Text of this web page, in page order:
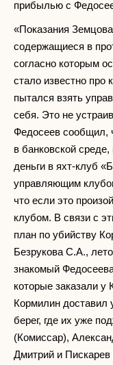
прибылью с
«Показания
содержащиеся в
согласно которым
стало известно
пытался взять
себя. Это не
Федосеев сообщил,
в банковской
деньги в яхт-клуб
управляющим
что если это
клубом. В связи с
план по убийству
Безрукова С.А.,
знакомый
которые заказали у
Кормилин доставил
берег, где их уже
(Комиссар),
Дмитрий и Пискарев